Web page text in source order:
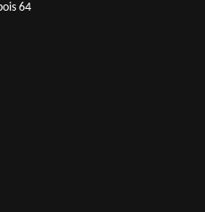
64